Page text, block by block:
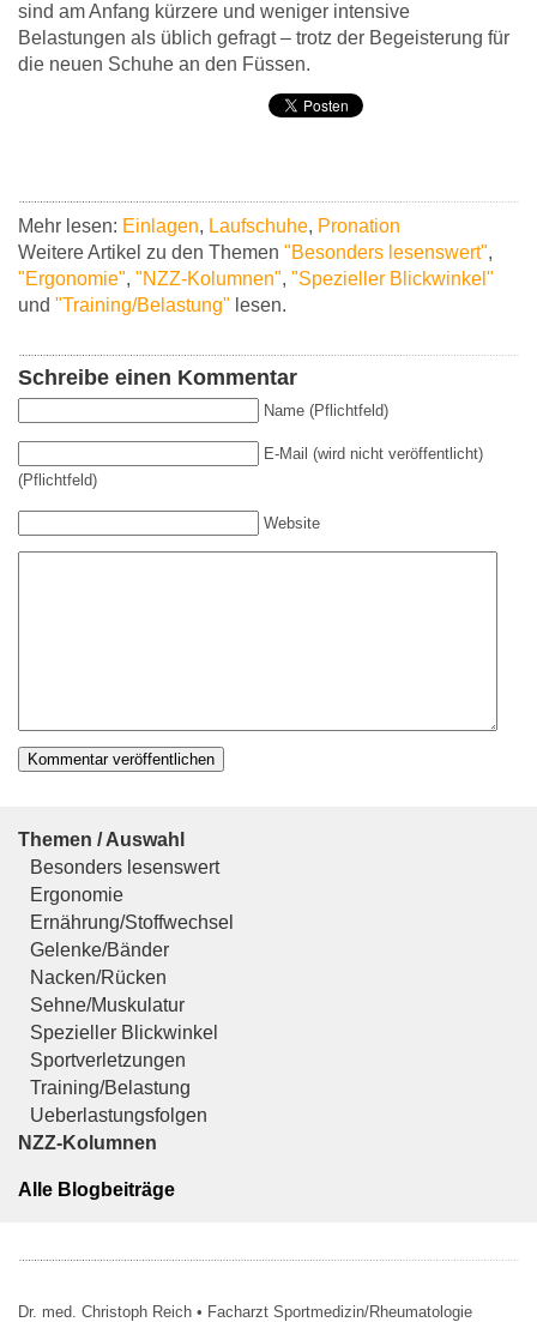
sind am Anfang kürzere und weniger intensive
Belastungen als üblich gefragt – trotz der Begeisterung für
die neuen Schuhe an den Füssen.
Mehr lesen: Einlagen, Laufschuhe, Pronation
Weitere Artikel zu den Themen "Besonders lesenswert",
"Ergonomie", "NZZ-Kolumnen", "Spezieller Blickwinkel"
und "Training/Belastung" lesen.
Schreibe einen Kommentar
Name (Pflichtfeld)
E-Mail (wird nicht veröffentlicht)
(Pflichtfeld)
Website
Themen / Auswahl
Besonders lesenswert
Ergonomie
Ernährung/Stoffwechsel
Gelenke/Bänder
Nacken/Rücken
Sehne/Muskulatur
Spezieller Blickwinkel
Sportverletzungen
Training/Belastung
Ueberlastungsfolgen
NZZ-Kolumnen
Alle Blogbeiträge
Dr. med. Christoph Reich • Facharzt Sportmedizin/Rheumatologie